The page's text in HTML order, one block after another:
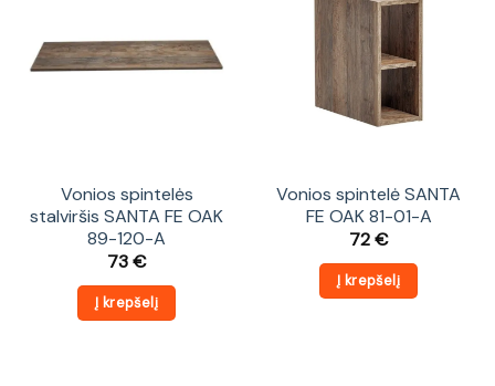
Vonios spintelės
stalviršis SANTA FE OAK
89-120-A
73€
Į krepšelį
Vonios spintelė SANTA
FE OAK 81-01-A
72€
Į krepšelį